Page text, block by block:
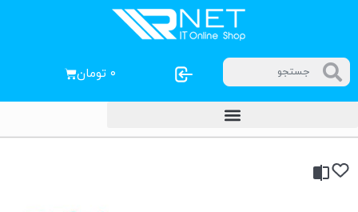
۰ تومان